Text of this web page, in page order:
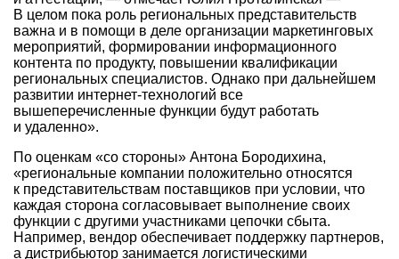
В целом пока роль региональных представительств
важна и в помощи в деле организации маркетинговых
мероприятий, формировании информационного
контента по продукту, повышении квалификации
региональных специалистов. Однако при дальнейшем
развитии интернет-технологий все
вышеперечисленные функции будут работать
и удаленно».
По оценкам «со стороны» Антона Бородихина,
«региональные компании положительно относятся
к представительствам поставщиков при условии, что
каждая сторона согласовывает выполнение своих
функции с другими участниками цепочки сбыта.
Например, вендор обеспечивает поддержку партнеров,
а дистрибьютор занимается логистическими